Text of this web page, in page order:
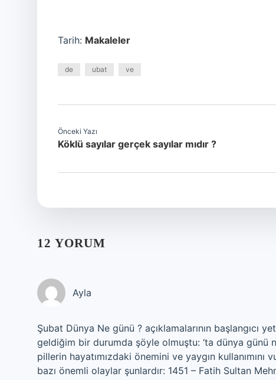
Tarih: Makaleler
de ubat ve
Önceki Yazı
Köklü sayılar gerçek sayılar mıdır ?
12 YORUM
Ayla
Şubat Dünya Ne günü ? açıklamalarının başlangıcı
geldiğim bir durumda şöyle olmuştu: ‘ta dünya günü
pillerin hayatımızdaki önemini ve yaygın
bazı önemli olaylar şunlardır: 1451 – Fatih Sultan